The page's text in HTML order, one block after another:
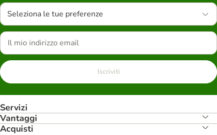
Seleziona le tue preferenze
Iscriviti
Servizi
Vantaggi
Acquisti